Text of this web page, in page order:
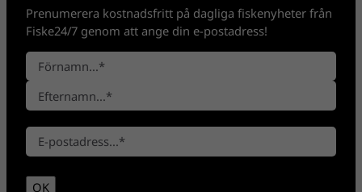
Prenumerera kostnadsfritt på dagliga fiskenyheter från
Fiske24/7 genom att ange din e-postadress!
N
a
n
*
F
ö
r
a
m
t
E
-
OK